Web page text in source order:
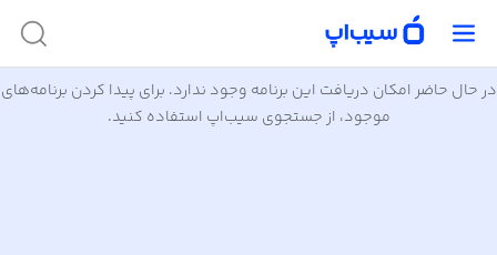
در حال حاضر امکان دریافت این برنامه وجود ندارد. برای پیدا کردن برنامه‌های
موجود، از جستجوی سیب‌اپ استفاده کنید.